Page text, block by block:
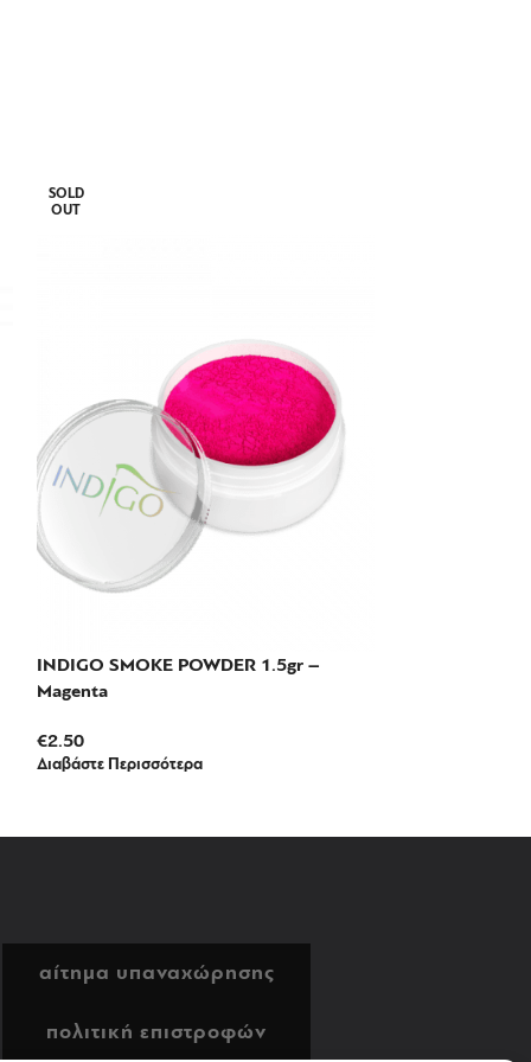
SOLD
OUT
INDIGO SMOKE POWDER 1.5gr –
Magenta
€2.50
Διαβάστε Περισσότερα
αίτημα υπαναχώρησης
πολιτική επιστροφών